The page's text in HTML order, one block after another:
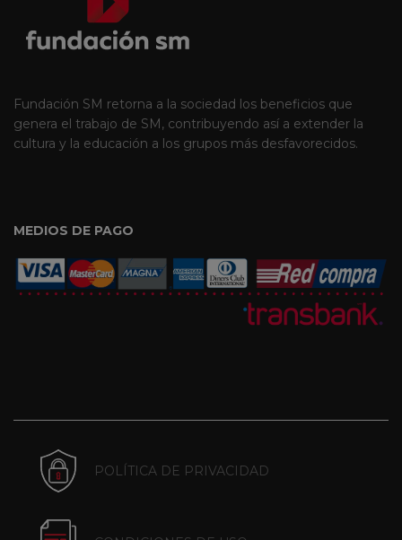
Fundación SM retorna a la sociedad los beneficios que
genera el trabajo de SM, contribuyendo así a extender la
cultura y la educación a los grupos más desfavorecidos.
MEDIOS DE PAGO
POLÍTICA DE PRIVACIDAD